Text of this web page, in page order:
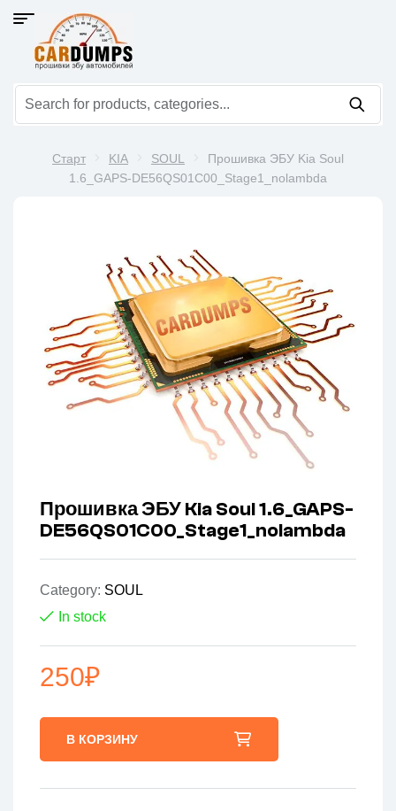
Старт KIA SOUL
Прошивка ЭБУ Kia Soul
1.6_GAPS-DE56QS01C00_Stage1_nolambda
Прошивка ЭБУ Kia Soul 1.6_GAPS-
DE56QS01C00_Stage1_nolambda
Category: SOUL
In stock
250₽
В КОРЗИНУ